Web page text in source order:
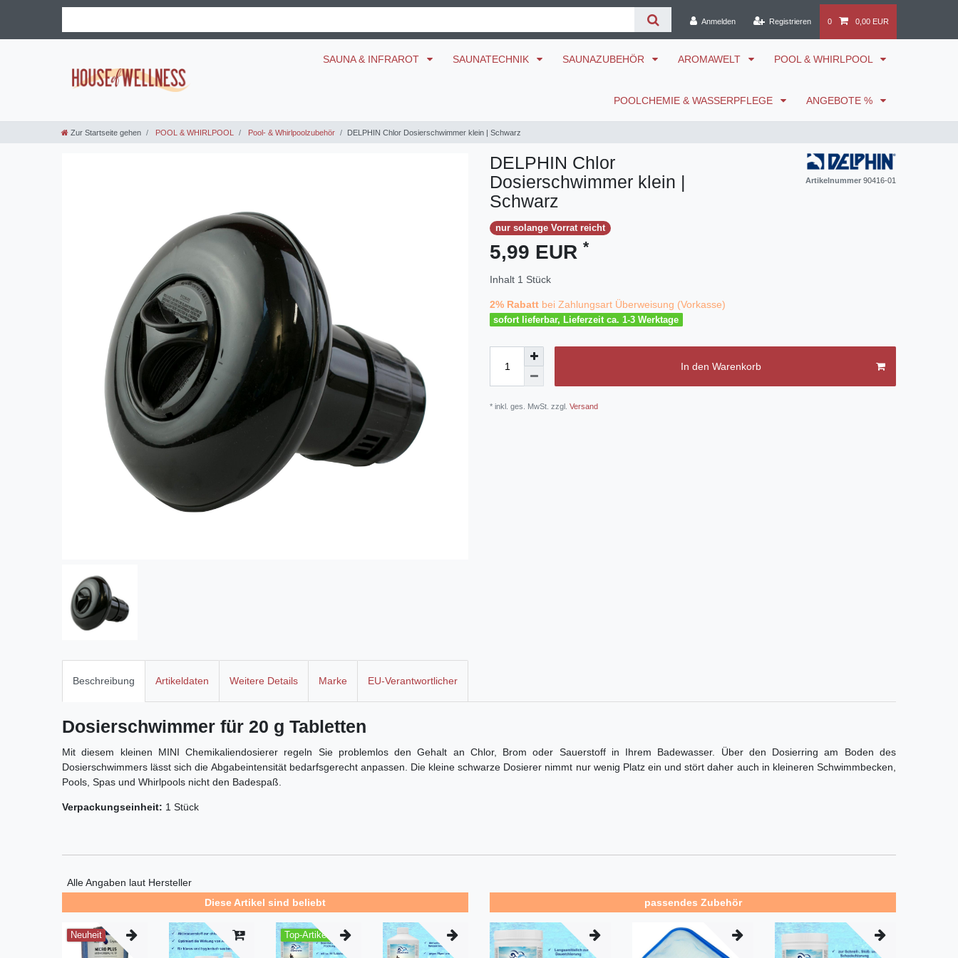
Anmelden Registrieren 0 0,00 EUR
SAUNA & INFRAROT SAUNATECHNIK SAUNAZUBEHÖR AROMAWELT POOL & WHIRLPOOL
POOLCHEMIE & WASSERPFLEGE ANGEBOTE %
Zur Startseite gehen POOL & WHIRLPOOL Pool- & Whirlpoolzubehör DELPHIN Chlor Dosierschwimmer klein | Schwarz
DELPHIN Chlor
Dosierschwimmer klein |
Schwarz
Artikelnummer 90416-01
nur solange Vorrat reicht
5,99 EUR *
Inhalt 1 Stück
2% Rabatt bei Zahlungsart Überweisung (Vorkasse)
sofort lieferbar, Lieferzeit ca. 1-3 Werktage
In den Warenkorb
* inkl. ges. MwSt. zzgl. Versand
Beschreibung Artikeldaten Weitere Details Marke EU-Verantwortlicher
Dosierschwimmer für 20 g Tabletten
Mit diesem kleinen MINI Chemikaliendosierer regeln Sie problemlos den Gehalt an Chlor, Brom oder Sauerstoff in Ihrem Badewasser. Über den Dosierring am Boden des
Dosierschwimmers lässt sich die Abgabeintensität bedarfsgerecht anpassen. Die kleine schwarze Dosierer nimmt nur wenig Platz ein und stört daher auch in kleineren Schwimmbecken,
Pools, Spas und Whirlpools nicht den Badespaß.
Verpackungseinheit: 1 Stück
Alle Angaben laut Hersteller
Diese Artikel sind beliebt
Neuheit Top-Artikel
passendes Zubehör